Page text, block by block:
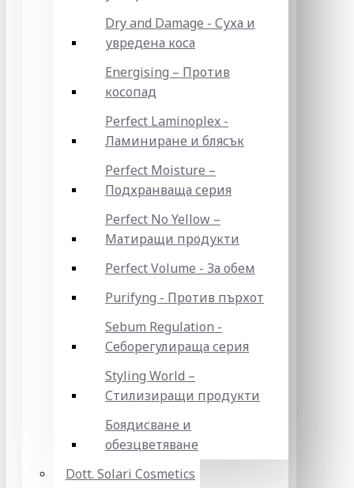
Dry and Damage - Суха и
увредена коса
Energising – Против
косопад
Perfect Laminoplex -
Ламиниране и блясък
Perfect Moisture –
Подхранваща серия
Perfect No Yellow –
Матиращи продукти
Perfect Volume - За обем
Purifyng - Против пърхот
Sebum Regulation -
Себорегулираща серия
Styling World –
Стилизиращи продукти
Боядисване и
обезцветяване
Dott. Solari Cosmetics